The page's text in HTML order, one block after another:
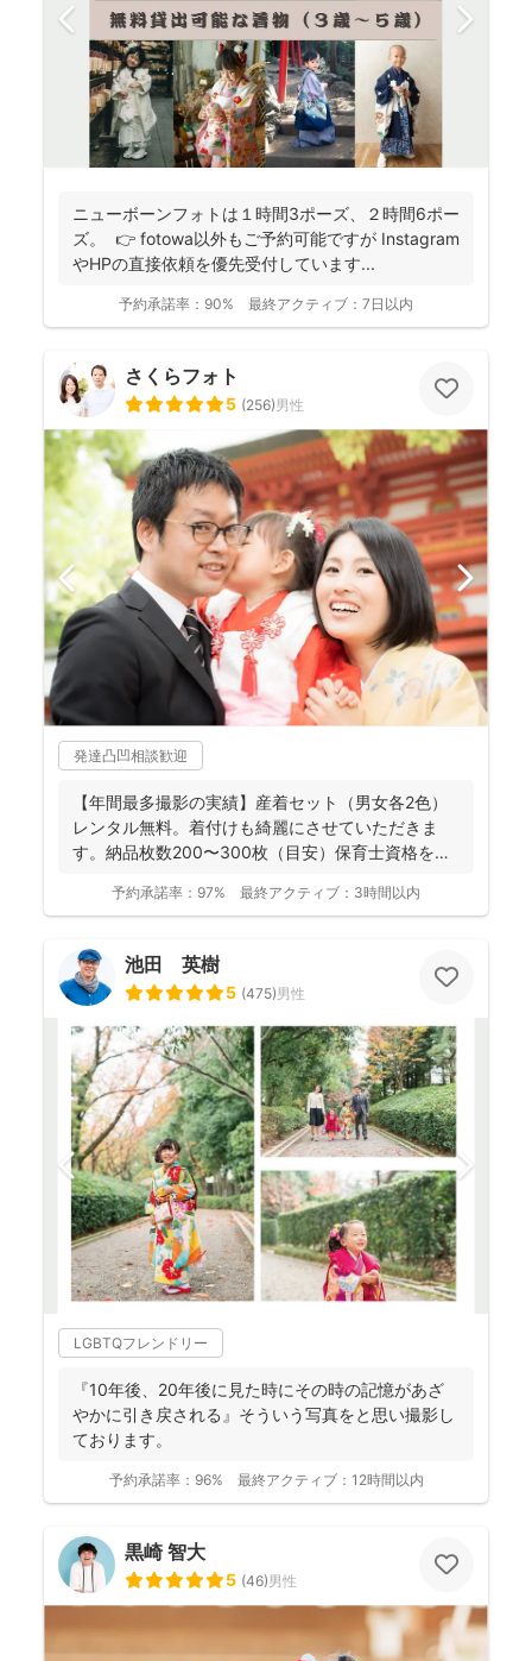
ニューボーンフォトは１時間3ポーズ、２時間6ポー
ズ。 👉 fotowa以外もご予約可能ですが Instagram
やHPの直接依頼を優先受付しています...
予約承諾率： 90% 最終アクティブ： 7日以内
さくらフォト
5 (256)男性
発達凸凹相談歓迎
【年間最多撮影の実績】産着セット（男女各2色）
レンタル無料。着付けも綺麗にさせていただきま
す。納品枚数200〜300枚（目安）保育士資格を持
予約承諾率： 97% 最終アクティブ： 3時間以内
池田 英樹
5 (475)男性
LGBTQフレンドリー
『10年後、20年後に見た時にその時の記憶があざ
やかに引き戻される』そういう写真をと思い撮影し
ております。
予約承諾率： 96% 最終アクティブ： 12時間以内
黒崎 智大
5 (46)男性